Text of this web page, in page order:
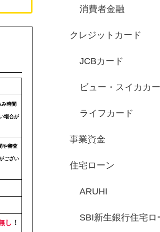
時間
場合が
や審査
ござい
し ！
消費者金融
クレジットカード
JCBカード
ビュー・スイカカ
ライフカード
事業資金
住宅ローン
ARUHI
SBI新生銀行住宅ロ